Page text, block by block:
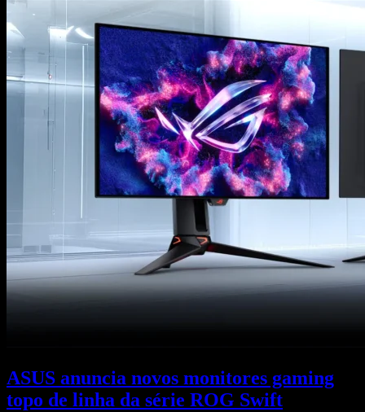
ASUS anuncia novos monitores gaming
topo de linha da série ROG Swift